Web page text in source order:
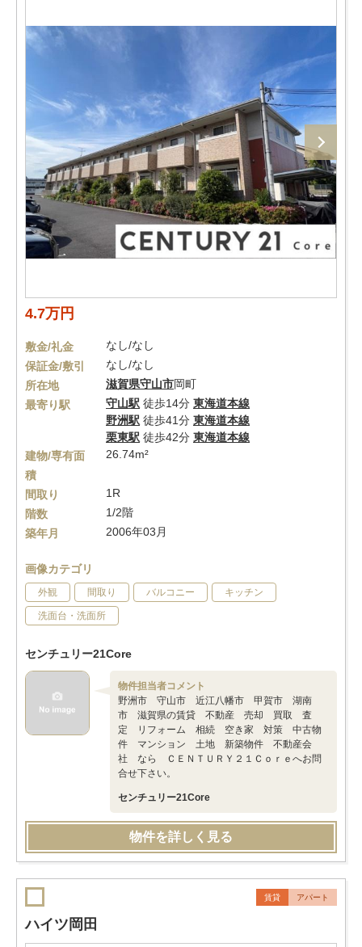
4.7万円
敷金/礼金
なし/なし
保証金/敷引
なし/なし
所在地
滋賀県守山市岡町
最寄り駅
守山駅 徒歩14分 東海道本線
野洲駅 徒歩41分 東海道本線
栗東駅 徒歩42分 東海道本線
建物/専有面
積
26.74m²
間取り
1R
階数
1/2階
築年月
2006年03月
画像カテゴリ
外観 間取り バルコニー キッチン
洗面台・洗面所
センチュリー21Core
物件担当者コメント
野洲市 守山市 近江八幡市 甲賀市 湖南
市 滋賀県の賃貸 不動産 売却 買取 査
定 リフォーム 相続 空き家 対策 中古物
件 マンション 土地 新築物件 不動産会
社 なら ＣＥＮＴＵＲＹ２１Ｃｏｒｅへお問
合せ下さい。
センチュリー21Core
物件を詳しく見る
賃貸 アパート
ハイツ岡田